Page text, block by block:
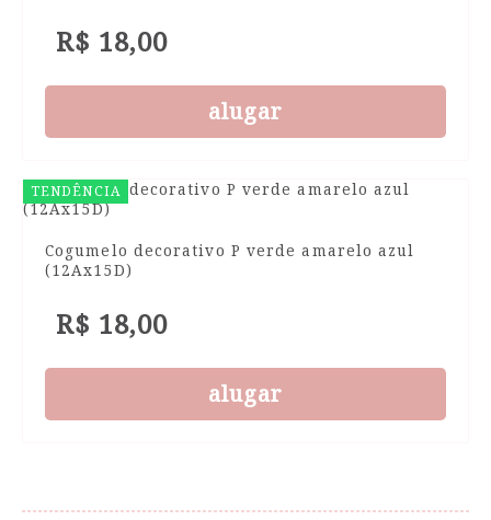
R$ 18,00
alugar
TENDÊNCIA
Cogumelo decorativo P verde amarelo azul
(12Ax15D)
R$ 18,00
alugar